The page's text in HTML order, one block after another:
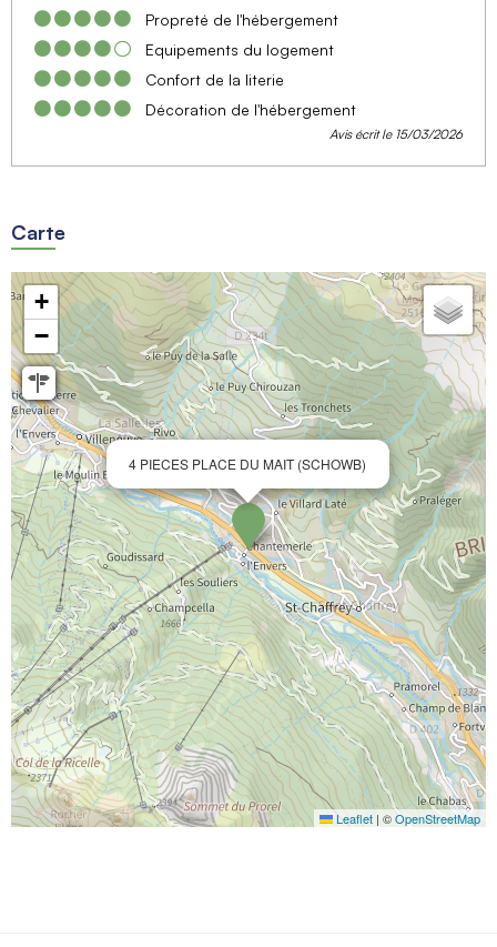
Propreté de l'hébergement
Equipements du logement
Confort de la literie
Décoration de l'hébergement
Avis écrit le 15/03/2026
Carte
4 PIECES PLACE DU MAIT (SCHOWB)
+
−
Leaflet | ©OpenStreetMap